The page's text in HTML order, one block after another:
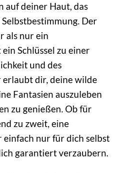
auf deiner Haut, das
Der
als nur ein
Schlüssel zu einer
und des
erlaubt dir, deine wilde
Fantasien auszuleben
zu genießen. Ob für
zu zweit, eine
einfach nur für dich selbst
garantiert verzaubern.